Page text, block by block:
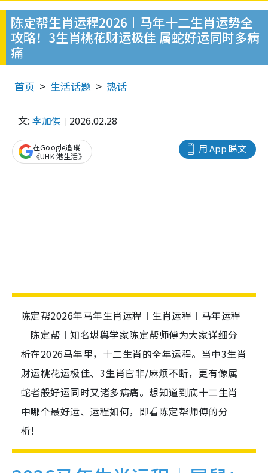
陈定帮生肖运程2026︱马年十二生肖运势全
攻略！3生肖桃花财运极佳 属蛇好运同时多病
痛
首页 生活话题 热话
文: 李加傑 2026.02.28
用 App 睇文
在Google追蹤
《UHK 港生活》
陈定帮2026年马年生肖运程︱生肖运程︱马年运程
︱陈定帮︱知名堪舆学家陈定帮师傅为大家详细分
析在2026马年里，十二生肖的全年运程。当中3生肖
财运桃花运极佳、3生肖官非/麻烦不断，更有像属
蛇者般好运同时又诸多病痛。想知道到底十二生肖
中哪个最好运、运程如何，即看陈定帮师傅的分
析！